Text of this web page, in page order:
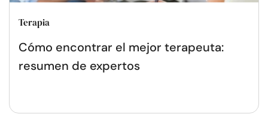
Terapia
Cómo encontrar el mejor terapeuta:
resumen de expertos